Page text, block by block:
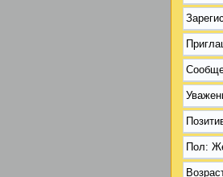
Пол: